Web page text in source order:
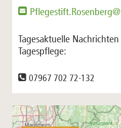
Tagesaktuelle
Tagespflege:
07967 702 72-132